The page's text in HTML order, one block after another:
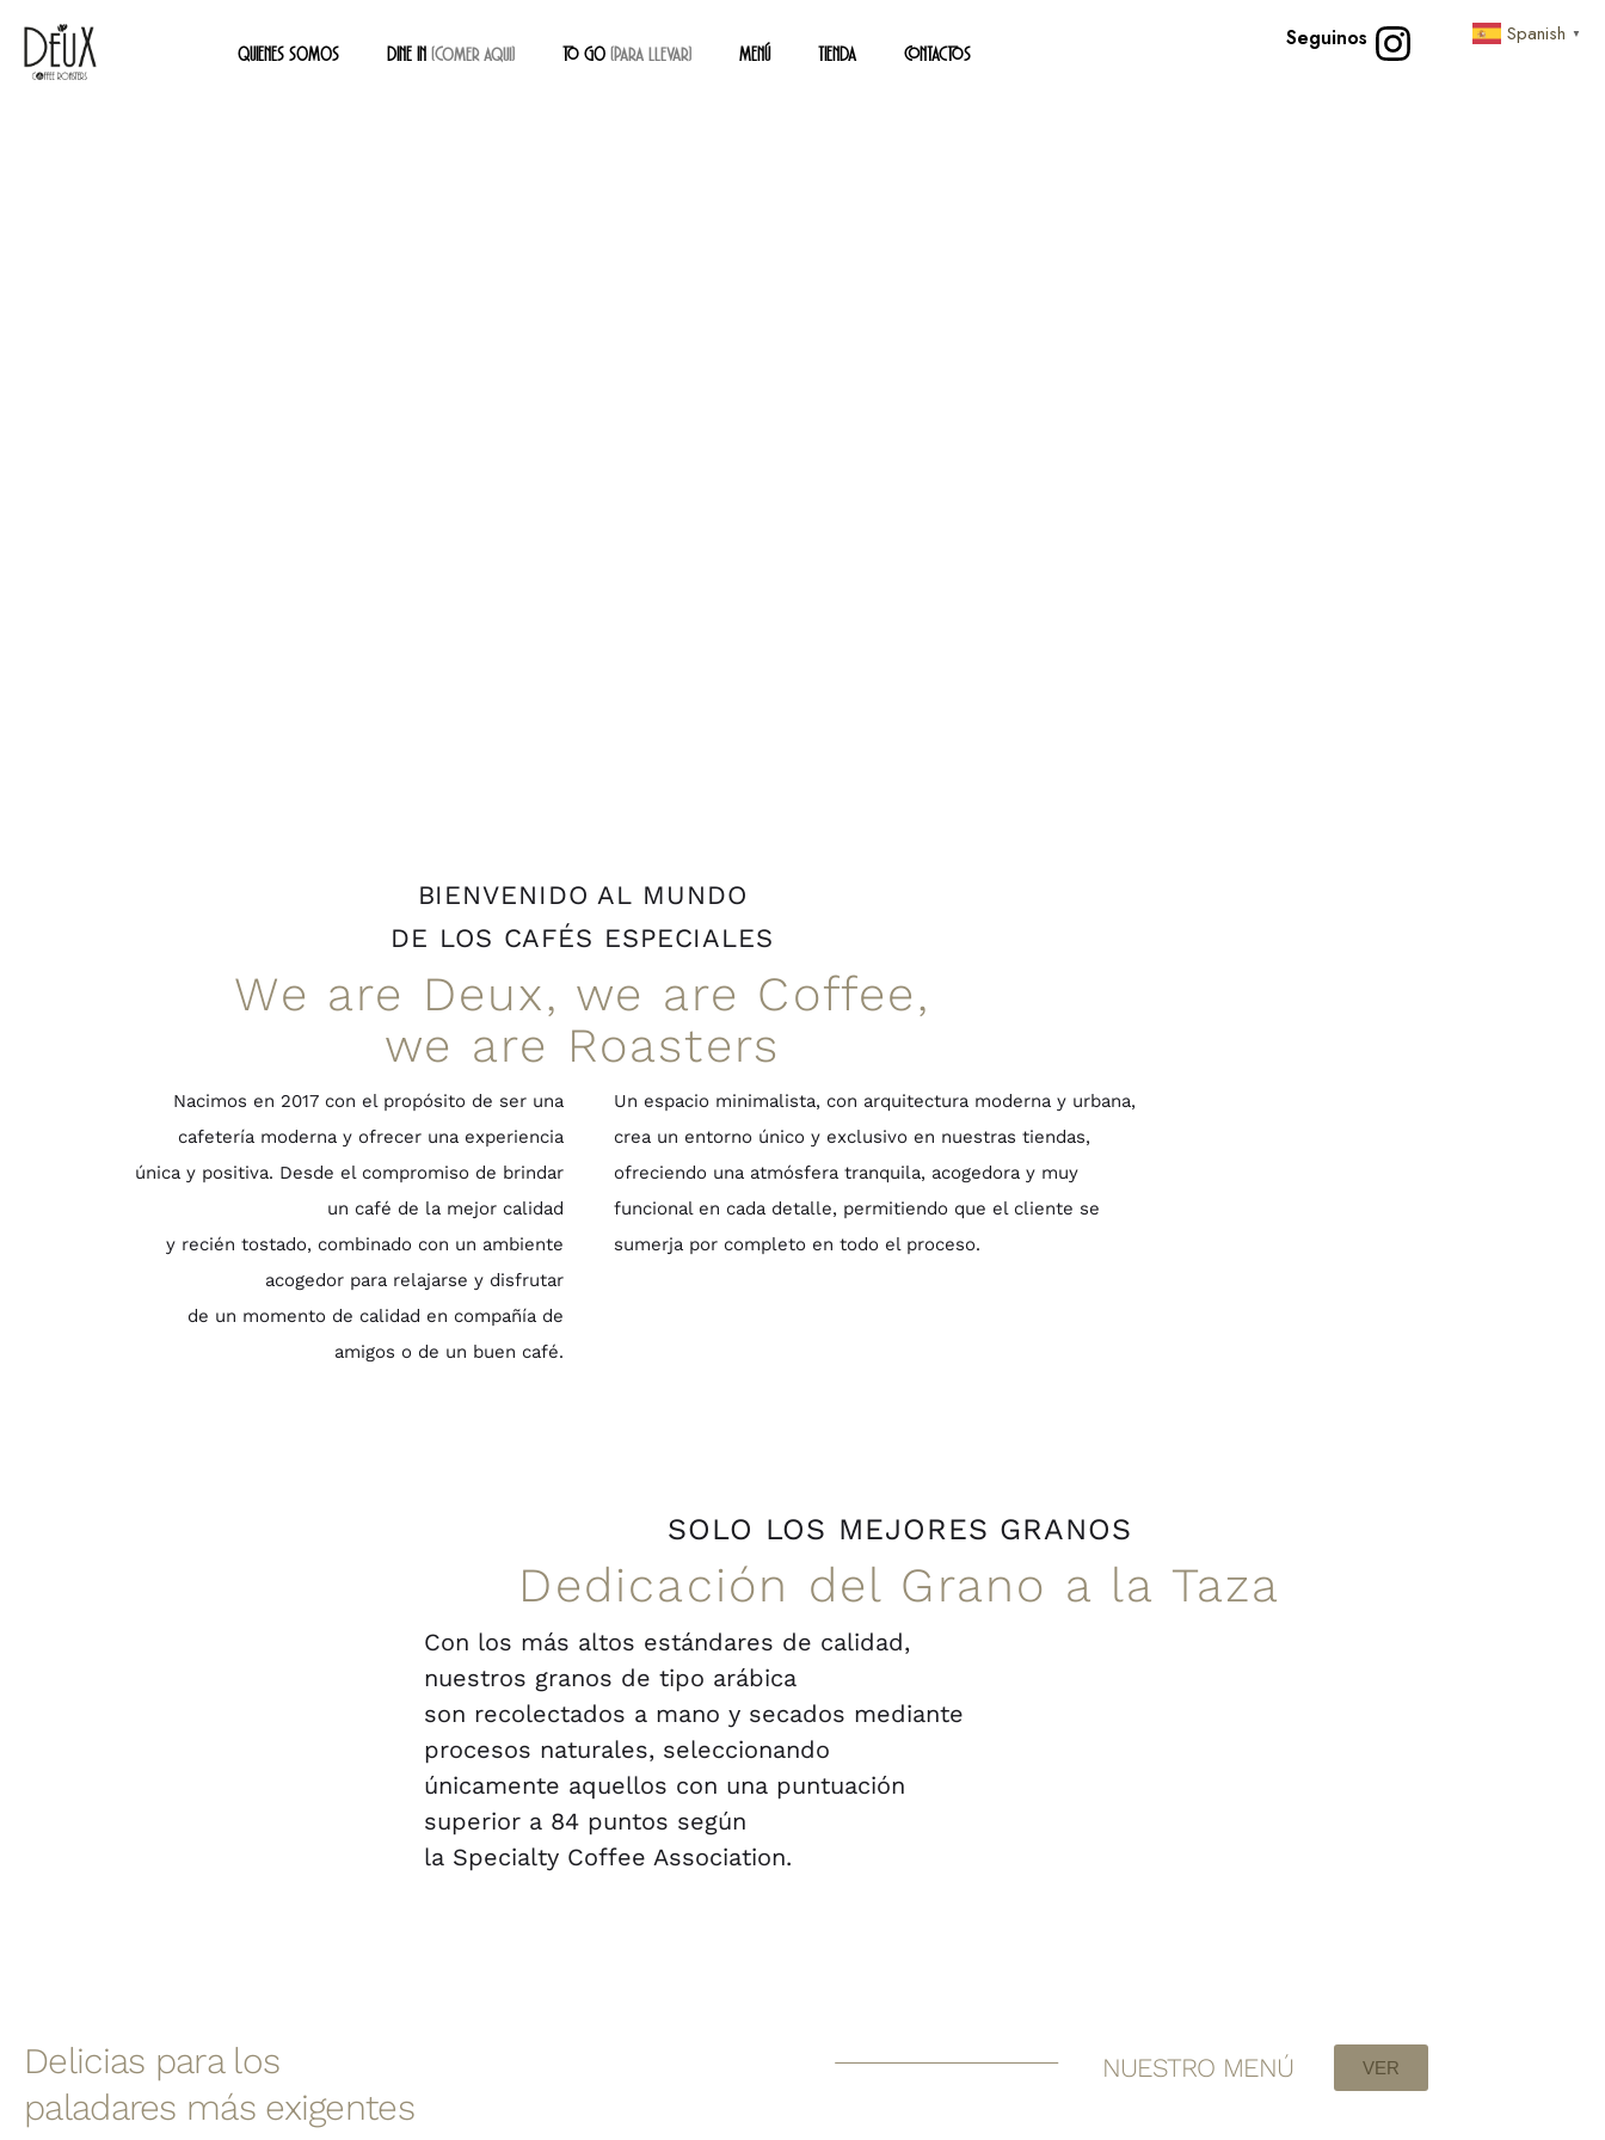
QUIENES SOMOS DINE IN (Comer aqui) TO GO (Para llevar) MENÚ TIENDA CONTACTOS
Seguinos
BIENVENIDO AL MUNDO
DE LOS CAFÉS ESPECIALES
We are Deux, we are Coffee,
we are Roasters
Nacimos en 2017 con el propósito de ser una
cafetería moderna y ofrecer una experiencia
única y positiva. Desde el compromiso de brindar
un café de la mejor calidad
y recién tostado, combinado con un ambiente
acogedor para relajarse y disfrutar
de un momento de calidad en compañía de
amigos o de un buen café.
Un espacio minimalista, con arquitectura moderna y urbana,
crea un entorno único y exclusivo en nuestras tiendas,
ofreciendo una atmósfera tranquila, acogedora y muy
funcional en cada detalle, permitiendo que el cliente se
sumerja por completo en todo el proceso.
SOLO LOS MEJORES GRANOS
Dedicación del Grano a la Taza
Con los más altos estándares de calidad,
nuestros granos de tipo arábica
son recolectados a mano y secados mediante
procesos naturales, seleccionando
únicamente aquellos con una puntuación
superior a 84 puntos según
la Specialty Coffee Association.
Delicias para los
paladares más exigentes
NUESTRO MENÚ VER
Spanish ▼